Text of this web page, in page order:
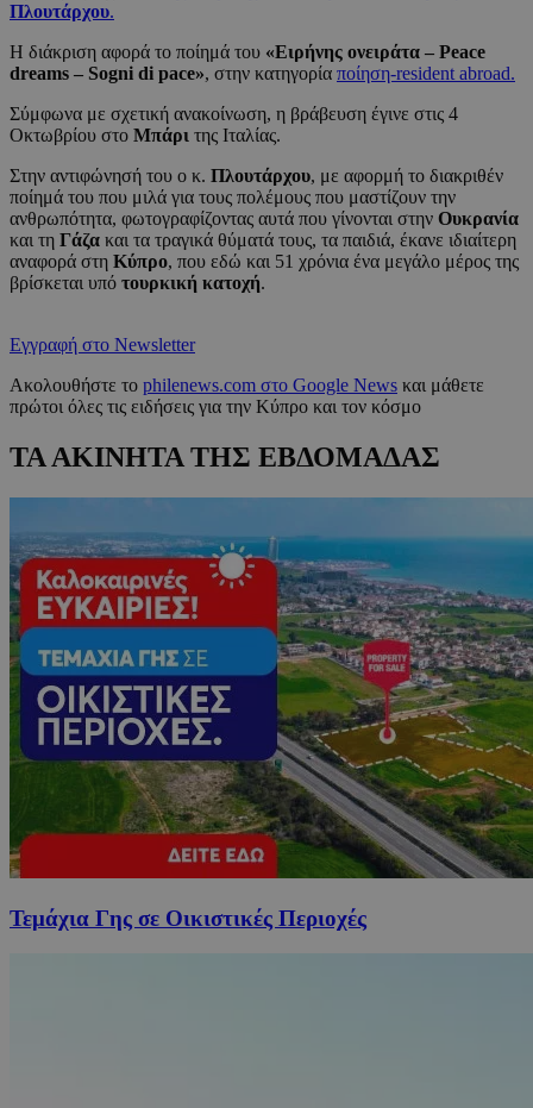
Πλουτάρχου.
Η διάκριση αφορά το ποίημά του «Ειρήνης ονειράτα – Peace
dreams – Sogni di pace», στην κατηγορία ποίηση-resident abroad.
Σύμφωνα με σχετική ανακοίνωση, η βράβευση έγινε στις 4
Οκτωβρίου στο Μπάρι της Ιταλίας.
Στην αντιφώνησή του ο κ. Πλουτάρχου, με αφορμή το διακριθέν
ποίημά του που μιλά για τους πολέμους που μαστίζουν την
ανθρωπότητα, φωτογραφίζοντας αυτά που γίνονται στην Ουκρανία
και τη Γάζα και τα τραγικά θύματά τους, τα παιδιά, έκανε ιδιαίτερη
αναφορά στη Κύπρο, που εδώ και 51 χρόνια ένα μεγάλο μέρος της
βρίσκεται υπό τουρκική κατοχή.
Εγγραφή στο Newsletter
Ακολουθήστε το philenews.com στο Google News και μάθετε
πρώτοι όλες τις ειδήσεις για την Κύπρο και τον κόσμο
ΤΑ ΑΚΙΝΗΤΑ ΤΗΣ ΕΒΔΟΜΑΔΑΣ
Τεμάχια Γης σε Οικιστικές Περιοχές